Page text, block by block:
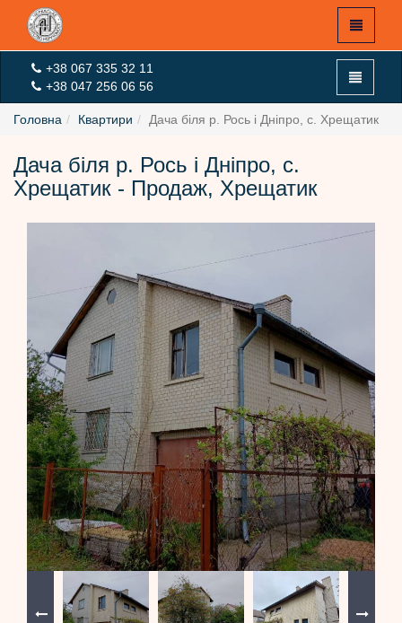
Оцінка On-Line
Вхід
X
+38 067 335 32 11
+38 047 256 06 56
Головна Квартири Дача біля р. Рось і Дніпро, с. Хрещатик
Дача біля р. Рось і Дніпро, с.
Хрещатик - Продаж, Хрещатик